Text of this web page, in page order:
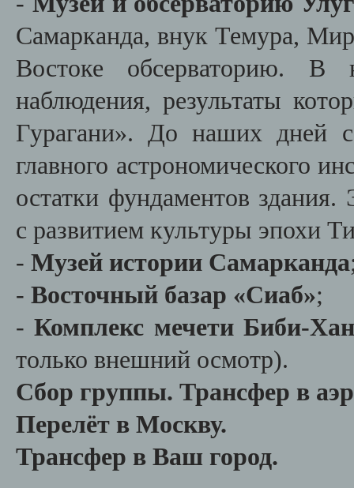
Самарканда, внук Темура,
Востоке обсерваторию. В
наблюдения, результаты
Гурагани». До наших дней
главного астрономического
остатки фундаментов здания.
с развитием культуры эпохи
- Музей истории Самарканда
- Восточный базар «Сиаб»;
-Комплекс мечети Биби-
только внешний осмотр).
Сбор группы. Трансфер в
Перелёт в Москву.
Трансфер в Ваш город.